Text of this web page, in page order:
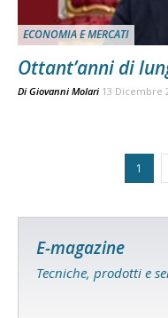
ECONOMIA E MERCATI
Ottant’anni di
Di Giovanni Molari 13 Dicembre
1
E-magazine
Tecniche, prodotti e